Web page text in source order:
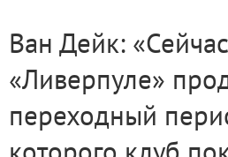
Ван Дейк:
«Ливерпуле»
переходный